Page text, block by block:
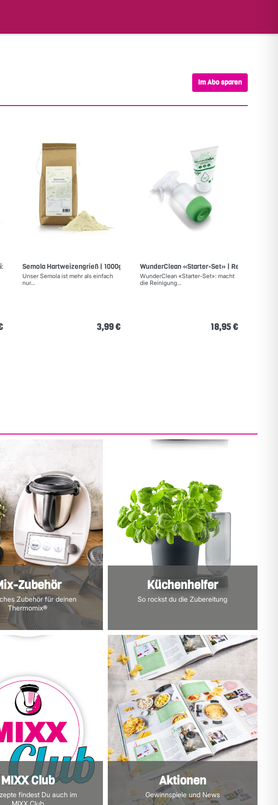
Im Abo sparen
Semola Hartweizengrieß | 1000g
Unser Semola ist mehr als einfach
nur...
3,99 €
WunderClean «Starter-Set» | Reiniger +...
WunderClean «Starter-Set»: macht
die Reinigung...
18,95 €
Zubehör
Zubehör für deinen
Thermomix®
MIXX Club
findest Du auch im
Küchenhelfer
So rockst du die Zubereitung
Aktionen
Gewinnspiele und News